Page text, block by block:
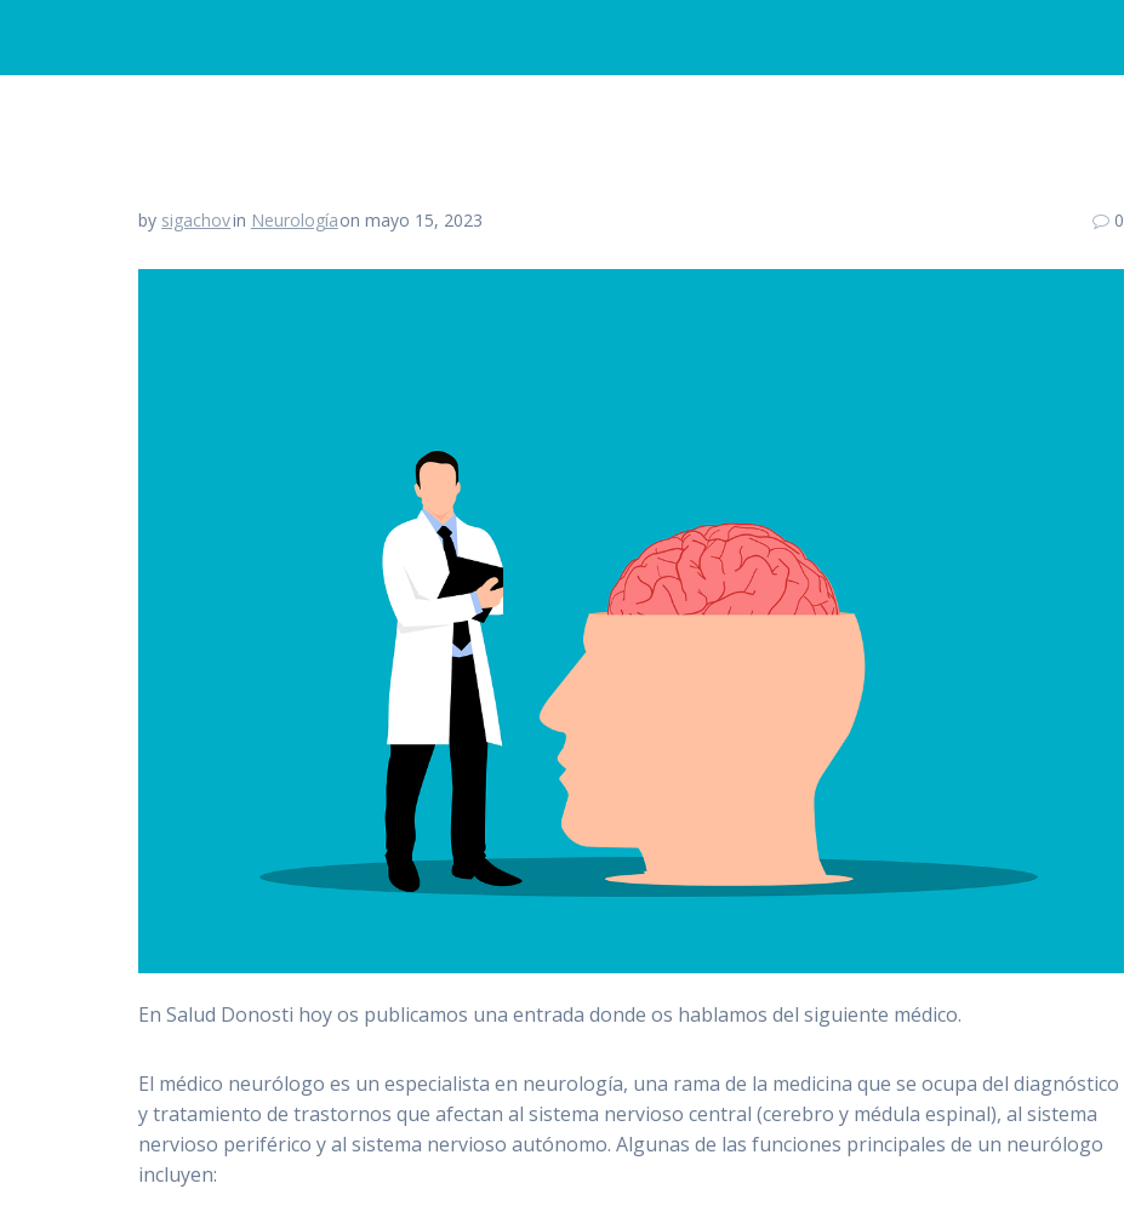
by sigachovin Neurologíaon mayo 15, 2023 0
En Salud Donosti hoy os publicamos una entrada donde os hablamos del siguiente médico.
El médico neurólogo es un especialista en neurología, una rama de la medicina que se ocupa del diagnóstico
y tratamiento de trastornos que afectan al sistema nervioso central (cerebro y médula espinal), al sistema
nervioso periférico y al sistema nervioso autónomo. Algunas de las funciones principales de un neurólogo
incluyen: